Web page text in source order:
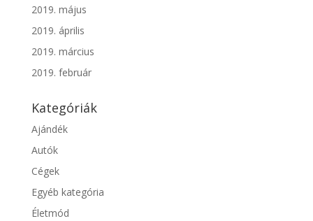
2019. május
2019. április
2019. március
2019. február
Kategóriák
Ajándék
Autók
Cégek
Egyéb kategória
Életmód